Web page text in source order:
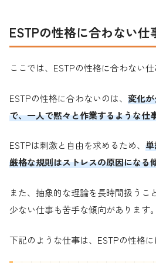
ESTPの性格に合わない仕
ここでは、ESTPの性格に合わない
ESTPの性格に合わないのは、 変化
で、一人で黙々と作業するような仕
ESTPは刺激と自由を求めるため、
厳格な規則はストレスの原因になる
また、抽象的な理論を長時間扱うこ
少ない仕事も苦手な傾向があります。
下記のような仕事は、ESTPの性格に